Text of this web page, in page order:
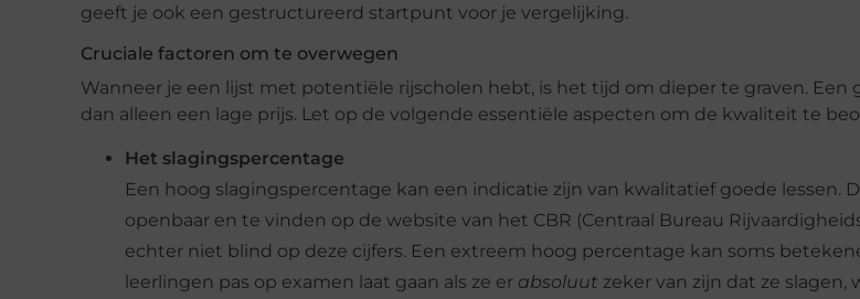
geeft je ook een gestructureerd startpunt voor je vergelijking.
Cruciale factoren om te overwegen
Wanneer je een lijst met potentiële rijscholen hebt, is het tijd om dieper te graven. Een
dan alleen een lage prijs. Let op de volgende essentiële aspecten om de kwaliteit te
Het slagingspercentage
Een hoog slagingspercentage kan een indicatie zijn van kwalitatief goede lessen.
openbaar en te vinden op de website van het CBR (Centraal Bureau
echter niet blind op deze cijfers. Een extreem hoog percentage kan soms
leerlingen pas op examen laat gaan als ze er absoluut zeker van zijn dat ze slagen,